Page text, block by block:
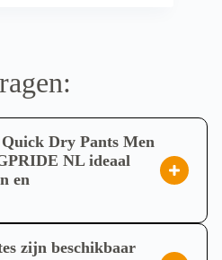
Dry Pants Men
NL ideaal
en
Men Olive/Green van
ontworpen voor een actief
zijn beschikbaar